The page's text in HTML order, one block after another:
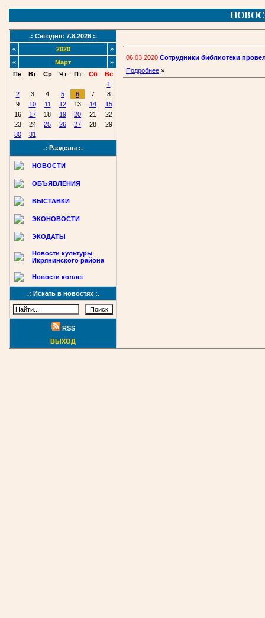
.: Сегодня: 7.8.2026 :.
«
2020
»
«
Март
»
Пн
Вт Ср Чт Пт Сб
Вс
1
2
3 4 5 6 7
8
9
10 11 12 13 14
15
16
17 18 19 20 21
22
23
24 25 26 27 28
29
30
31
.: Разделы :.
НОВОСТИ
ОБЪЯВЛЕНИЯ
ВЫСТАВКИ
ЭКОНОВОСТИ
ЭКОДАТЫ
Новости культуры
Икрянинского района
Новости коллег
.: Искать в новостях :.
RSS
ВЫХОД
06.03.2020 Сотрудники библиотеки
Подробнее »